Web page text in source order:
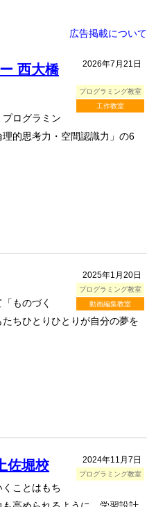
広告掲載について
2026年7月21日
プログラミング教室
工作教室
西大橋
ログラミン
的思考力・空間認識力」の6
2025年1月20日
プログラミング教室
動画編集教室
ものづく
ちひとりひとりが自分の夢を
2024年11月7日
プログラミング教室
佐堀校
ことはもち